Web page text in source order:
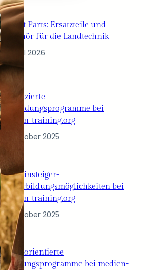
Granit Parts: Ersatzteile und
Zubehör für die Landtechnik
12. April 2026
Zertifizierte
Ausbildungsprogramme bei
medien-training.org
10. Oktober 2025
Quereinsteiger-
Weiterbildungsmöglichkeiten bei
medien-training.org
10. Oktober 2025
Praxisorientierte
Schulungsprogramme bei medien-